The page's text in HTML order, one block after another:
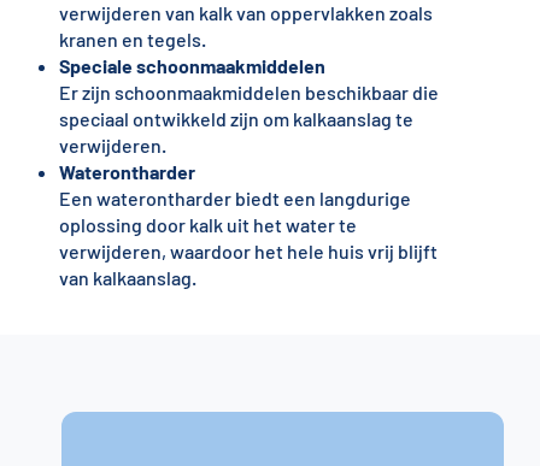
verwijderen van kalk van oppervlakken zoals
kranen en tegels.
Speciale schoonmaakmiddelen
Er zijn schoonmaakmiddelen beschikbaar die
speciaal ontwikkeld zijn om kalkaanslag te
verwijderen.
Waterontharder
Een waterontharder biedt een langdurige
oplossing door kalk uit het water te
verwijderen, waardoor het hele huis vrij blijft
van kalkaanslag.